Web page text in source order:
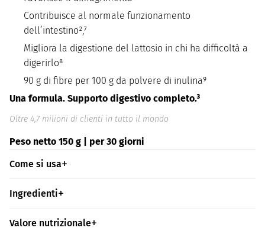
Contribuisce al normale funzionamento
dell’intestino²,⁷
Migliora la digestione del lattosio in chi ha difficoltà a
digerirlo⁸
90 g di fibre per 100 g da polvere di inulina⁹
Una formula. Supporto digestivo completo.³
Oltre 4,7 milioni di clienti in tutto il mondo
Peso netto 150 g | per 30 giorni
Come si usa
Ingredienti
Valore nutrizionale